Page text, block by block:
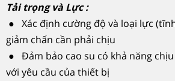
Tải trọng và Lực :
● Xác định cường độ và loại lực
giảm chấn cần phải chịu
● Đảm bảo cao su có khả năng
với yêu cầu của thiết bị